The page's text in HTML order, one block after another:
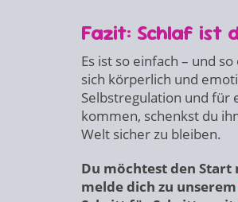
Fazit: Schlaf ist
Es ist so einfach – und
sich körperlich und
Selbstregulation und für
kommen, schenkst du
Welt sicher zu bleiben.
Du möchtest den Start
melde dich zu unserem